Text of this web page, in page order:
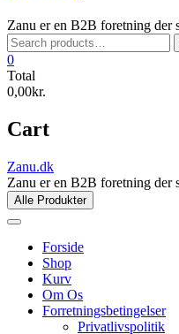
Zanu er en B2B foretning der
Search
for:
0
Total
0,00kr.
Cart
Zanu.dk
Zanu er en B2B foretning der
Alle Produkter
Forside
Shop
Kurv
Om Os
Forretningsbetingelser
Privatlivspolitik